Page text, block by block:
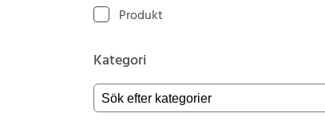
Produkt
Kategori
Sök efter kategorier